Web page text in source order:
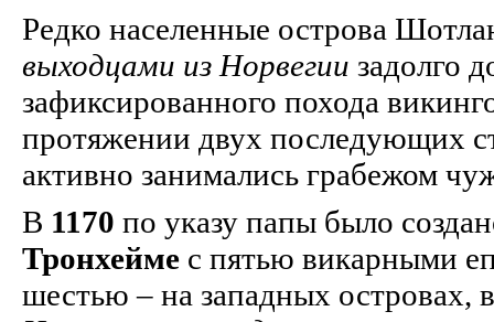
Редко населенные острова
выходцами из Норвегии задолго
зафиксированного похода
протяжении двух последующих
активно занимались грабежом
В 1170 по указу папы было
Тронхейме с пятью викарными
шестью – на западных островах,